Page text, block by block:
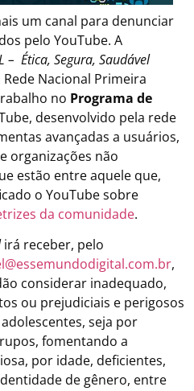
um canal para denunciar
pelo YouTube. A
– Ética, Segura, Saudável
Nacional Primeira
no Programa de
desenvolvido pela rede
avançadas a usuários,
organizações não
estão entre aquele que,
o YouTube sobre
da comunidade.
irá receber, pelo
,
considerar inadequado,
ou prejudiciais e perigosos
seja por
fomentando a
por idade, deficientes,
de gênero, entre